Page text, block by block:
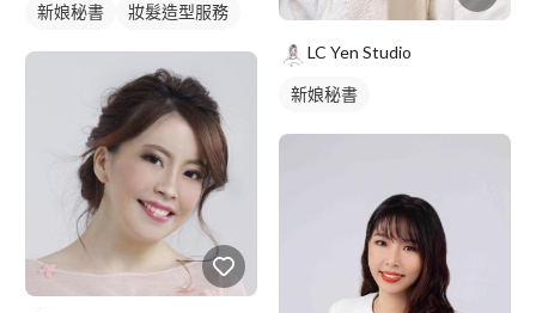
新娘秘書 妝髮造型服務
LC Yen Studio
新娘秘書